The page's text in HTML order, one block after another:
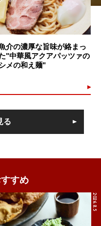
介の濃厚な旨味が絡まっ
"中華風アクアパッツァの
メの和え麺"
る
すめ
2026.8.5